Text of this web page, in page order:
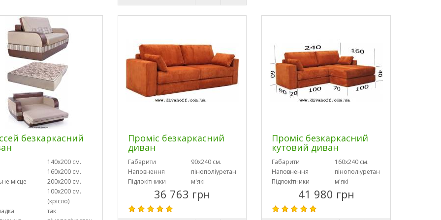
безкаркасний
місце
140х200 см.
160х200 см.
200х200 см.
100х200 см.
(крісло)
так
Проміс безкаркасний
диван
Габарити
90х240 см.
Наповнення
пінополіуретан
Підлокітники
м'які
36 763 грн
Проміс безкаркасний
кутовий диван
Габарити
160х240 см.
Наповнення
пінополіуретан
Підлокітники
м'які
41 980 грн